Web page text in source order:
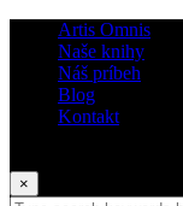
Artis Omnis
Naše knihy
Náš príbeh
Blog
Kontakt
×